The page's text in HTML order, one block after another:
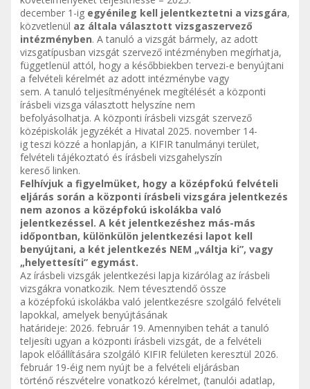
december 1-ig egyénileg kell jelentkeztetni a vizsgára,
közvetlenül az általa választott vizsgaszervező
intézményben. A tanuló a vizsgát bármely, az adott
vizsgatípusban vizsgát szervező intézményben megírhatja,
függetlenül attól, hogy a későbbiekben tervezi-e benyújtani
a felvételi kérelmét az adott intézménybe vagy
sem. A tanuló teljesítményének megítélését a központi
írásbeli vizsga választott helyszíne nem
befolyásolhatja. A központi írásbeli vizsgát szervező
középiskolák jegyzékét a Hivatal 2025. november 14-
ig teszi közzé a honlapján, a KIFIR tanulmányi terület,
felvételi tájékoztató és írásbeli vizsgahelyszín
kereső linken.
Felhívjuk a figyelmüket, hogy a középfokú felvételi
eljárás során a központi írásbeli vizsgára jelentkezés
nem azonos a középfokú iskolákba való
jelentkezéssel. A két jelentkezéshez más-más
időpontban, különkülön jelentkezési lapot kell
benyújtani, a két jelentkezés NEM „váltja ki”, vagy
„helyettesíti” egymást.
Az írásbeli vizsgák jelentkezési lapja kizárólag az írásbeli
vizsgákra vonatkozik. Nem tévesztendő össze
a középfokú iskolákba való jelentkezésre szolgáló felvételi
lapokkal, amelyek benyújtásának
határideje: 2026. február 19. Amennyiben tehát a tanuló
teljesíti ugyan a központi írásbeli vizsgát, de a felvételi
lapok előállítására szolgáló KIFIR felületen keresztül 2026.
február 19-éig nem nyújt be a felvételi eljárásban
történő részvételre vonatkozó kérelmet, (tanulói adatlap,